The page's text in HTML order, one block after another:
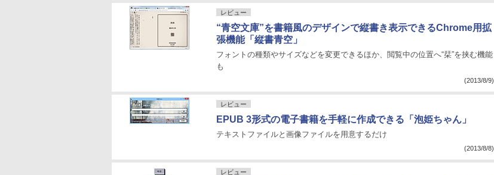
レビュー
“青空文庫”を書籍風のデザインで縦書き表示できるChrome用拡
張機能「縦書青空」
フォントの種類やサイズなどを変更できるほか、閲覧中の位置へ“栞”を挟む機能
も
(2013/8/9)
レビュー
EPUB 3形式の電子書籍を手軽に作成できる「泡姫ちゃん」
テキストファイルと画像ファイルを用意するだけ
(2013/8/8)
レビュー